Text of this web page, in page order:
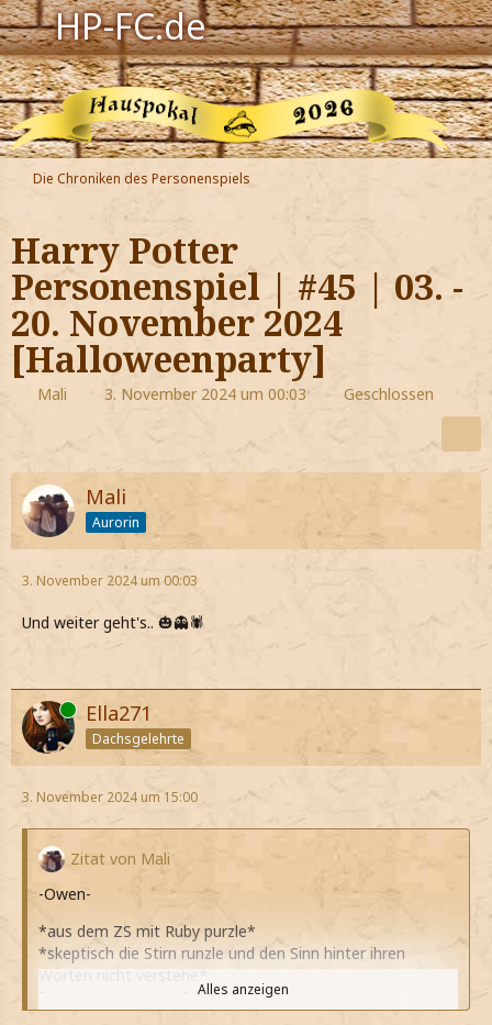
HP-FC.de
Navigation
Harry Potter
Der HP-FC
Hogwarts
Zauberwelt
Willkommen
Jetzt Fanclub-Mitglied werden!
Die Chroniken des Personenspiels
Harry Potter
Personenspiel | #45 | 03. -
20. November 2024
[Halloweenparty]
Mali 3. November 2024 um 00:03 Geschlossen
Mali
Aurorin
3. November 2024 um 00:03
Und weiter geht's.. 🎃👻🕷️
Online Ella271
Dachsgelehrte
3. November 2024 um 15:00
Zitat von Mali
-Owen-
*aus dem ZS mit Ruby purzle*
*skeptisch die Stirn runzle und den Sinn hinter ihren
Worten nicht verstehe*
Ich bin's auch nicht. Ich erinnere mich nämlich genau, dass
Alles anzeigen